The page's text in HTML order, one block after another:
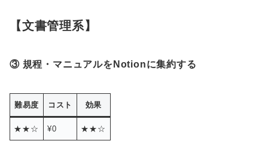
【文書管理系】
③ 規程・マニュアルをNotionに集約する
難易度 コスト 効果
★★☆ ¥0 ★★☆